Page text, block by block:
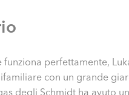
perfettamente,
con un grande
degli Schmidt ha avuto